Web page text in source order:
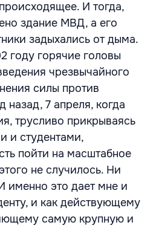
И тогда,
здание МВД, а его
задыхались от дыма.
году горячие головы
чрезвычайного
силы против
назад, 7 апреля, когда
трусливо прикрываясь
и студентами,
пойти на масштабное
не случилось. Ни
именно это дает мне и
и как действующему
самую крупную и